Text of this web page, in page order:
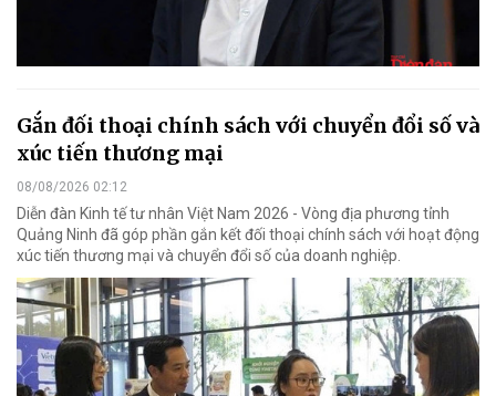
Gắn đối thoại chính sách với chuyển đổi số và
xúc tiến thương mại
08/08/2026 02:12
Diễn đàn Kinh tế tư nhân Việt Nam 2026 - Vòng địa phương tỉnh
Quảng Ninh đã góp phần gắn kết đối thoại chính sách với hoạt động
xúc tiến thương mại và chuyển đổi số của doanh nghiệp.